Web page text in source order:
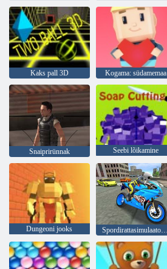
Kaks pall 3D Kogama: südamemaa
Snaiprirünnak Seebi lõikamine
Dungeoni jooks Spordirattasimulaatori triiv 3d